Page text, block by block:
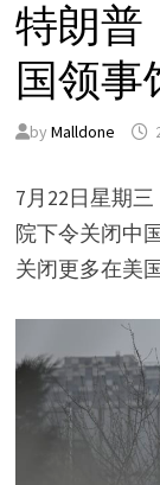
特朗普
国领事
by Malldone
7月22日星期
院下令关闭中
关闭更多在美